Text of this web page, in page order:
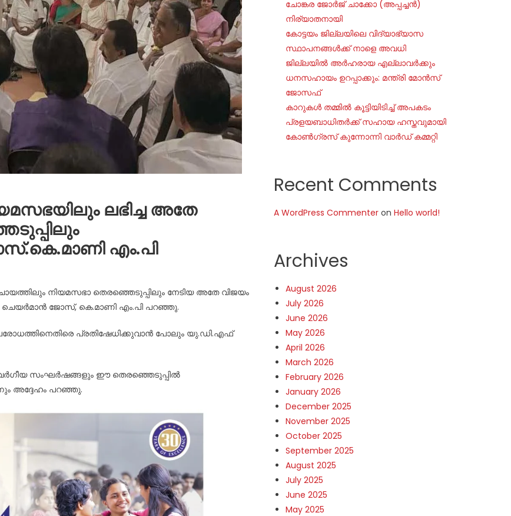
ലഭിച്ച അതേ
എം.പി
നിയമസഭാ തെരഞ്ഞെടുപ്പിലും നേടിയ അതേ വിജയം
ജോസ്, കെ.മാണി എം.പി പറഞ്ഞു.
പ്രതിഷേധിക്കുവാൻ പോലും യു.ഡി.എഫ്
സംഘർഷങ്ങളും ഈ തെരഞ്ഞെടുപ്പിൽ
അദ്ദേഹം പറഞ്ഞു.
ചോങ്കര ജോര്‍ജ് ചാക്കോ (അപ്പച്ചന്‍)
നിര്യാതനായി
കോട്ടയം ജില്ലയിലെ വിദ്യാഭ്യാസ
സ്ഥാപനങ്ങൾക്ക് നാളെ അവധി
ജില്ലയില്‍ അര്‍ഹരായ എല്ലാവര്‍ക്കും
ധനസഹായം ഉറപ്പാക്കും: മന്ത്രി മോന്‍സ്
ജോസഫ്
കാറുകൾ തമ്മിൽ കൂട്ടിയിടിച്ച് അപകടം
പ്രളയബാധിതർക്ക് സഹായ ഹസ്തവുമായി
കോൺഗ്രസ് കുന്നോന്നി വാർഡ് കമ്മറ്റി
Recent Comments
A WordPress Commenter onHello world!
Archives
August 2026
July 2026
June 2026
May 2026
April 2026
March 2026
February 2026
January 2026
December 2025
November 2025
October 2025
September 2025
August 2025
July 2025
June 2025
May 2025